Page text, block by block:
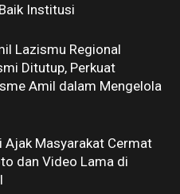
Institusi
Lazismu Regional
Ditutup, Perkuat
Amil dalam Mengelola
Ajak Masyarakat Cermat
dan Video Lama di